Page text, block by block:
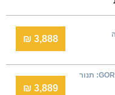
3,888 ₪
GORENJE BCM4547A10BG: תנור
3,889 ₪